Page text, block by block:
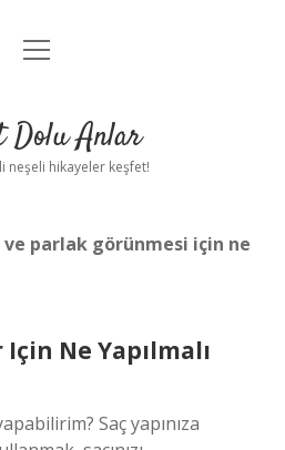
Anasayfa
Uyarı
menüyü
Dolu Anlar
neşeli hikayeler keşfet!
ve parlak görünmesi için ne
Ne Yapılmalı
Saç yapınıza